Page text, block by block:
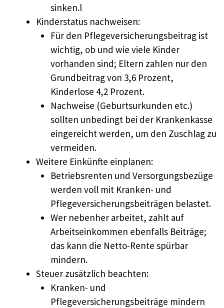
sinken.l​
Kinderstatus nachweisen:
Für den Pflegeversicherungsbeitrag ist
wichtig, ob und wie viele Kinder
vorhanden sind; Eltern zahlen nur den
Grundbeitrag von 3,6 Prozent,
Kinderlose 4,2 Prozent.
Nachweise (Geburtsurkunden etc.)
sollten unbedingt bei der Krankenkasse
eingereicht werden, um den Zuschlag zu
vermeiden.
Weitere Einkünfte einplanen:
Betriebsrenten und Versorgungsbezüge
werden voll mit Kranken- und
Pflegeversicherungsbeiträgen belastet.
Wer nebenher arbeitet, zahlt auf
Arbeitseinkommen ebenfalls Beiträge;
das kann die Netto-Rente spürbar
mindern.
Steuer zusätzlich beachten:
Kranken- und
Pflegeversicherungsbeiträge mindern